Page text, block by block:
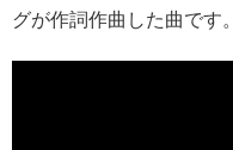
グが作詞作曲した曲です。